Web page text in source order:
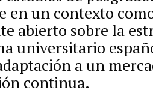
en un contexto
abierto sobre la
universitario
a un
continua.